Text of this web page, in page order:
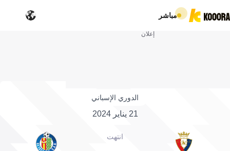
مباشر
إعلان
الدوري الإسباني
21 يناير 2024
انتهت